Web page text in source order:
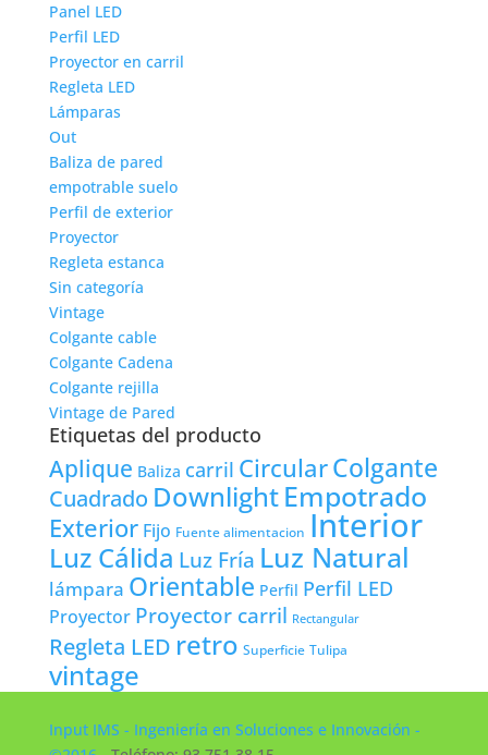
Panel LED
Perfil LED
Proyector en carril
Regleta LED
Lámparas
Out
Baliza de pared
empotrable suelo
Perfil de exterior
Proyector
Regleta estanca
Sin categoría
Vintage
Colgante cable
Colgante Cadena
Colgante rejilla
Vintage de Pared
Etiquetas del producto
Aplique Baliza carril CircularColgante
Cuadrado DownlightEmpotrado
Exterior Fijo Fuente alimentacion Interior
Luz Cálida Luz Fría Luz Natural
lámpara Orientable Perfil Perfil LED
Proyector Proyector carril Rectangular
Regleta LED retro Superficie Tulipa
vintage
Input IMS - Ingeniería en Soluciones e Innovación -